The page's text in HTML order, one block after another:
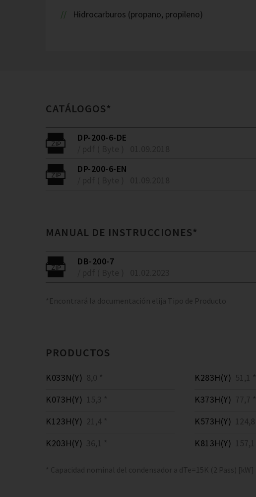
Hidrocarburos (propano, propileno)
CATÁLOGOS*
DP-200-6-DE
DP-200-6-EN
MANUAL DE INSTRUCCIONES*
DB-200-7
*Encontrará la documentación elija Tipo de Producto
PRODUCTOS
K033N(Y) 8,0 *
K073H(Y) 15,3 *
K123H(Y) 21,4 *
K203H(Y) 36,1 *
K283H(Y) 51,1 *
K373H(Y) 77,7 *
K573H(Y)
K813H(Y)
* Capacidad nominal del condensador a dTe=15K (2 Pass) [kW]